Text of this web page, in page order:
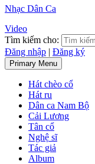
Nhạc Dân Ca
Video
Tìm kiếm cho:
Đăng nhập | Đăng ký
Primary Menu
Hát chèo cổ
Hát ru
Dân ca Nam Bộ
Cải Lương
Tân cổ
Nghệ sĩ
Tác giả
Album